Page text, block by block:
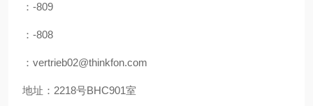
：-809
：-808
：vertrieb02@thinkfon.com
地址：2218号BHC901室